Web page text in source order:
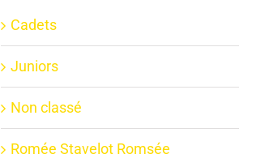
Cadets
Juniors
Non classé
Romée Stavelot Romsée